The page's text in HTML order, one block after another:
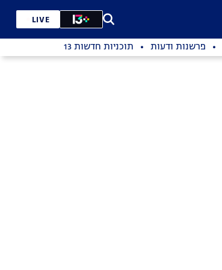
LIVE
פרשנות ודעות תוכניות חדשות 13